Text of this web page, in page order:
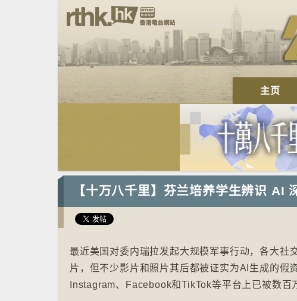
主页
【十万八千里】芬兰培养学生辨识 AI
最近美国对委内瑞拉发起大规模军事行动，各大社
片，但不少影片和照片其后都被证实为AI生成的假
Instagram、Facebook和TikTok等平台上已被数百